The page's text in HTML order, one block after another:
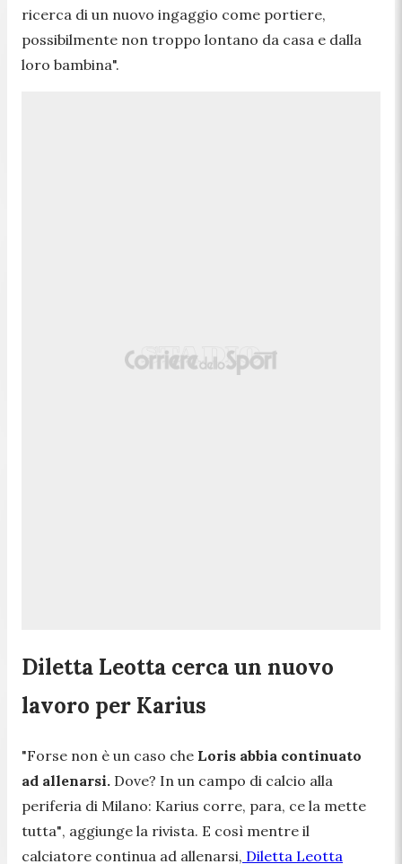
ricerca di un nuovo ingaggio come portiere,
possibilmente non troppo lontano da casa e dalla
loro bambina".
Diletta Leotta cerca un nuovo
lavoro per Karius
"Forse non è un caso che Loris abbia continuato
ad allenarsi. Dove? In un campo di calcio alla
periferia di Milano: Karius corre, para, ce la mette
tutta", aggiunge la rivista. E così mentre il
calciatore continua ad allenarsi, Diletta Leotta